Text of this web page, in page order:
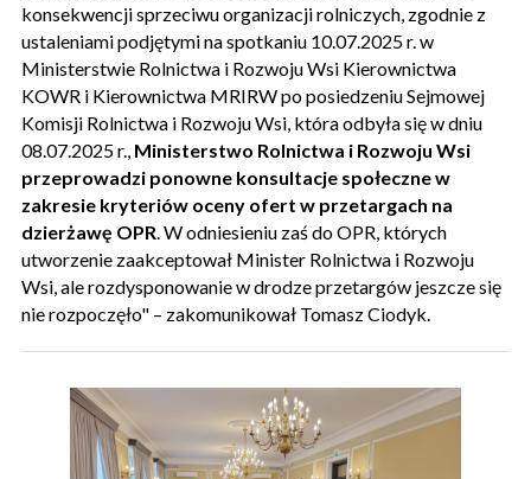
konsekwencji sprzeciwu organizacji rolniczych, zgodnie z
ustaleniami podjętymi na spotkaniu 10.07.2025 r. w
Ministerstwie Rolnictwa i Rozwoju Wsi Kierownictwa
KOWR i Kierownictwa MRIRW po posiedzeniu Sejmowej
Komisji Rolnictwa i Rozwoju Wsi, która odbyła się w dniu
08.07.2025 r., Ministerstwo Rolnictwa i Rozwoju Wsi
przeprowadzi ponowne konsultacje społeczne w
zakresie kryteriów oceny ofert w przetargach na
dzierżawę OPR. W odniesieniu zaś do OPR, których
utworzenie zaakceptował Minister Rolnictwa i Rozwoju
Wsi, ale rozdysponowanie w drodze przetargów jeszcze się
nie rozpoczęło" – zakomunikował Tomasz Ciodyk.